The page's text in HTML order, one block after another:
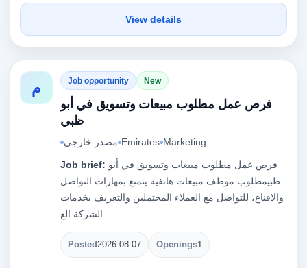
View details
م Job opportunity New
فرص عمل مطلوب مبيعات وتسويق في أبو
ظبي
مصدر خارجي Emirates Marketing
Job brief:
ظبيمطلوب موظف مبيعات هاتفية يتمتع بمهارات التواصل
والاقناع، للتواصل مع العملاء المحتملين والتعريف بخدمات
Posted2026-08-07 Openings1